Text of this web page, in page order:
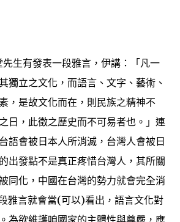
先生有發表一段雅言，伊講：「凡一
獨立之文化，而語言、文字、藝術、
，是故文化而在，則民族之精神不
日，此徵之歷史而不可易者也。」連
語會被日本人所消滅，台灣人會被日
出發點不是真正疼惜台灣人，其所關
同化，中國在台灣的勢力就會完全消
雅言就會當(可以)看出，語言文化對
為欲維護咱國家的主體性與尊嚴，應